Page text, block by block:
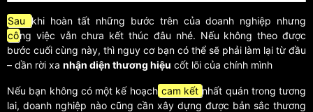
Sau
khi hoàn tất những bước trên của doanh nghiệp nhưng
công việc vẫn chưa kết thúc đâu nhé. Nếu không theo được
bước cuối cùng này, thì nguy cơ bạn có thể sẽ phải làm lại từ đầu
– dần rời xa nhận diện thương hiệu cốt lõi của chính mình
Nếu bạn không có một kế hoạch cam kết nhất quán trong tương
lai, doanh nghiệp nào cũng cần xây dựng được bản sắc thương